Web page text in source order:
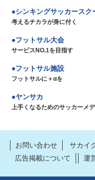
シンキングサッカースク
考えるチカラが身に付く
フットサル大会
サービスNO.1を目指す
フットサル施設
フットサルに＋αを
ヤンサカ
上手くなるためのサッカーメ
お問い合わせ サカイ
広告掲載について
運